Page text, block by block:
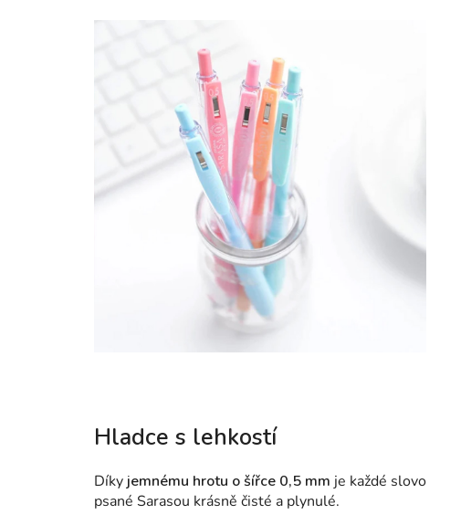
Hladce s lehkostí
Díky jemnému hrotu o šířce 0,5 mm je každé slovo
psané Sarasou krásně čisté a plynulé.